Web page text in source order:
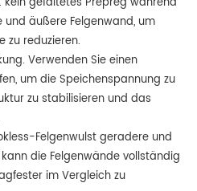
äußere Felgenwand, um
zu reduzieren.
Verwenden Sie einen
um die Speichenspannung zu
zu stabilisieren und das
Felgenwulst geradere und
die Felgenwände vollständig
im Vergleich zu